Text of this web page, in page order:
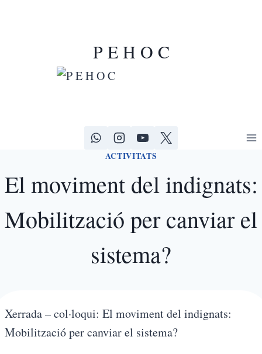
P E H O C
ACTIVITATS
El moviment del indignats:
Mobilització per canviar el
sistema?
Xerrada – col·loqui: El moviment del indignats:
Mobilització per canviar el sistema?